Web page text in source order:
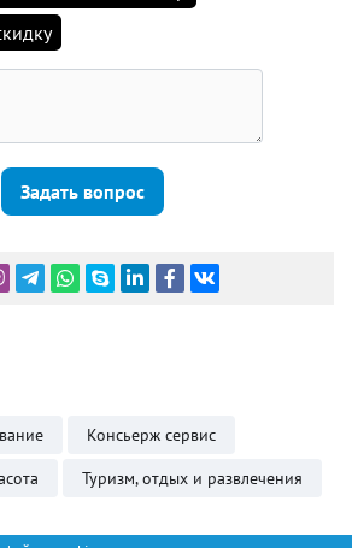
Задать вопрос
Консьерж сервис
Туризм, отдых и развлечения